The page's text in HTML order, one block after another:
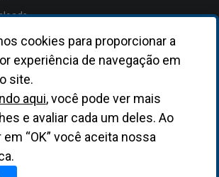
BIOSYS KOVALENT |
cookies para proporcionar a
experiência de navegação em
site.
aqui, você pode ver mais
e avaliar cada um deles. Ao
em “OK” você aceita nossa